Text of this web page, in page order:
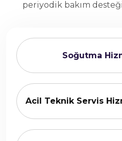
Soğutma
Acil Teknik Servis
periyodik bakım desteği